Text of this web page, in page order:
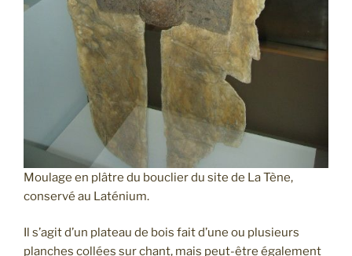
Moulage en plâtre du bouclier du site de La Tène,
conservé au Laténium.
Il s’agit d’un plateau de bois fait d’une ou plusieurs
planches collées sur chant, mais peut-être également